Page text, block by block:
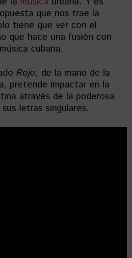
que nos trae la
tiene que ver con el
que hace una fusión con
cubana.
Rojo, de la mano de la
pretende impactar en la
através de la poderosa
letras singulares.